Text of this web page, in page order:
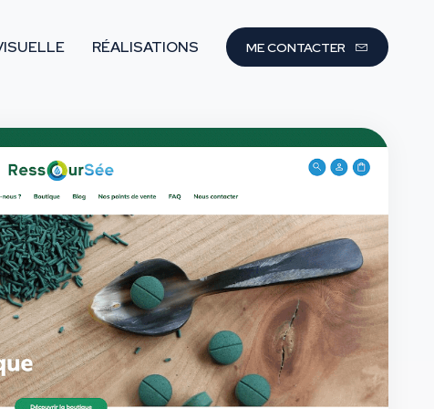
RÉALISATIONS ME CONTACTER